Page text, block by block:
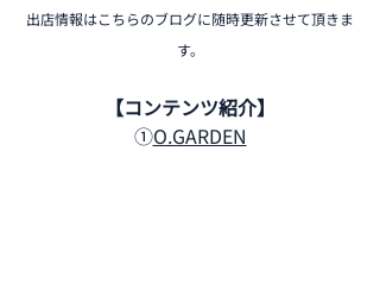
出店情報はこちらのブログに随時更新させて頂きま
す。
【コンテンツ紹介】
①O.GARDEN